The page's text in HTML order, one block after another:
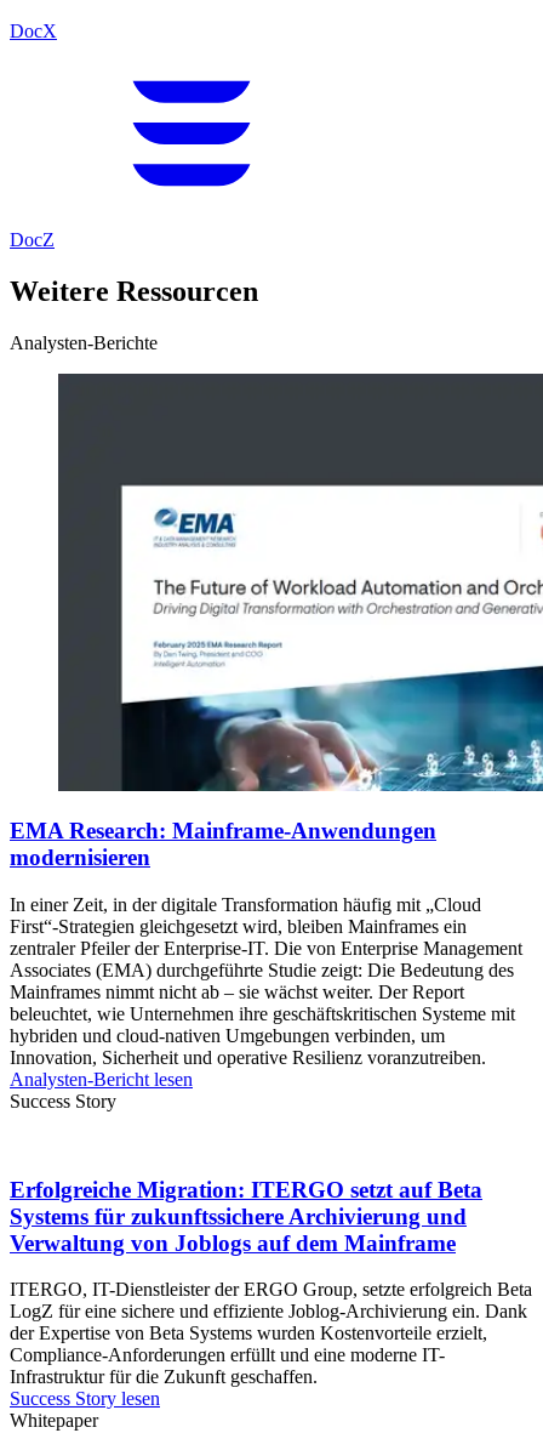
DocX
DocZ
Weitere Ressourcen
Analysten-Berichte
EMA Research: Mainframe-Anwendungen
modernisieren
In einer Zeit, in der digitale Transformation häufig mit „Cloud
First“-Strategien gleichgesetzt wird, bleiben Mainframes ein
zentraler Pfeiler der Enterprise-IT. Die von Enterprise Management
Associates (EMA) durchgeführte Studie zeigt: Die Bedeutung des
Mainframes nimmt nicht ab – sie wächst weiter. Der Report
beleuchtet, wie Unternehmen ihre geschäftskritischen Systeme mit
hybriden und cloud-nativen Umgebungen verbinden, um
Innovation, Sicherheit und operative Resilienz voranzutreiben.
Analysten-Bericht lesen
Success Story
Erfolgreiche Migration: ITERGO setzt auf Beta
Systems für zukunftssichere Archivierung und
Verwaltung von Joblogs auf dem Mainframe
ITERGO, IT-Dienstleister der ERGO Group, setzte erfolgreich Beta
LogZ für eine sichere und effiziente Joblog-Archivierung ein. Dank
der Expertise von Beta Systems wurden Kostenvorteile erzielt,
Compliance-Anforderungen erfüllt und eine moderne IT-
Infrastruktur für die Zukunft geschaffen.
Success Story lesen
Whitepaper